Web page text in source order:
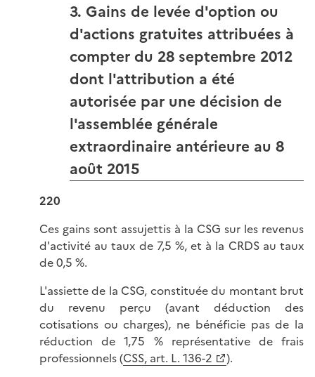
3. Gains de levée d'option ou
d'actions gratuites attribuées à
compter du 28 septembre 2012
dont l'attribution a été
autorisée par une décision de
l'assemblée générale
extraordinaire antérieure au 8
août 2015
220
Ces gains sont assujettis à la CSG sur les revenus
d'activité au taux de 7,5 %, et à la CRDS au taux
de 0,5 %.
L'assiette de la CSG, constituée du montant brut
du revenu perçu (avant déduction des
cotisations ou charges), ne bénéficie pas de la
réduction de 1,75 % représentative de frais
professionnels (CSS, art. L. 136-2
).